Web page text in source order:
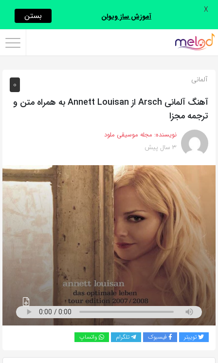
اشتراک
با
روش‌های
زیر
این
صفحه
را
دوستان
اشتراک
بگذارید.
لینک
0 آلمانی
آهنگ آلمانی Arsch از Annett Louisan به همراه متن و
ترجمه مجزا
نویسنده: مجله موسیقی ملود
3 سال پیش
توییتر فیسبوک تلگرام واتساپ
آموزش ساز ویولن بستن X